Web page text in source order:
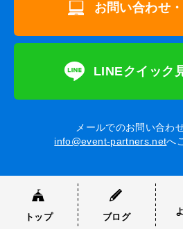
お問い合わせ
LINEクイック
メールでのお問い合わ
info@event-partners.netへ
トップ ブログ